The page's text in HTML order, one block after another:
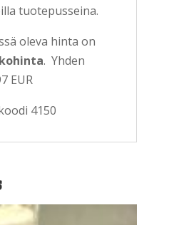
tuotepusseina.
oleva hinta on
. Yhden
EUR
4150